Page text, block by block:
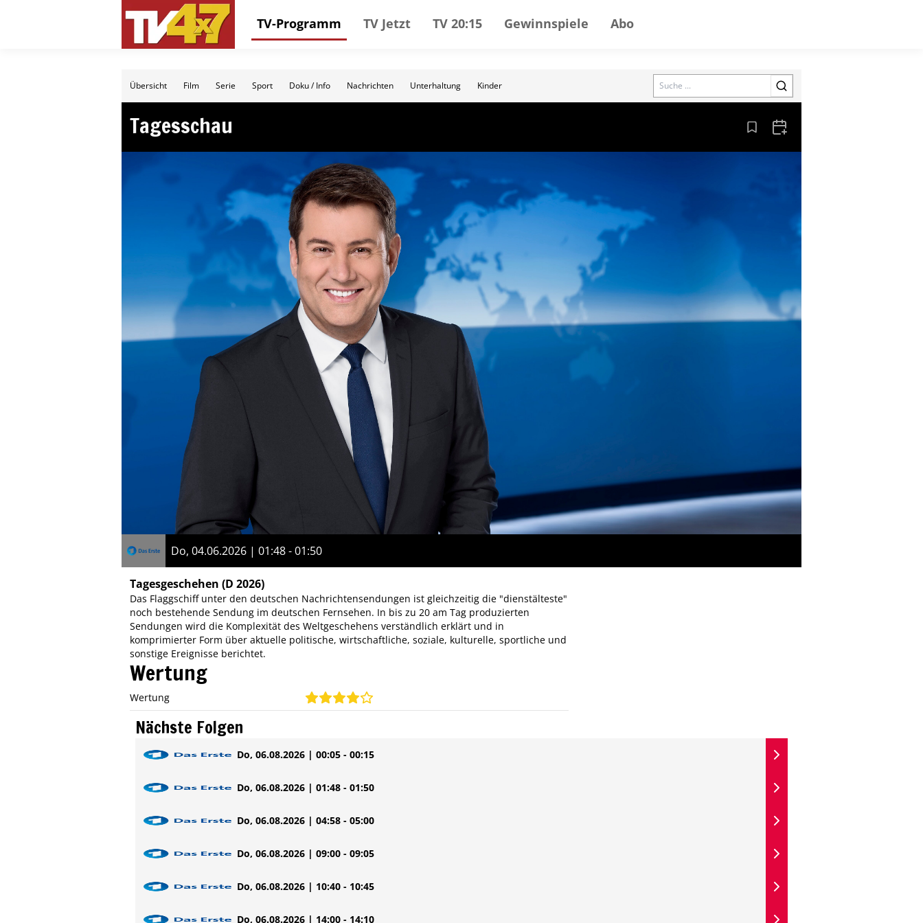
TV-Programm TV Jetzt TV 20:15 Gewinnspiele Abo
Übersicht Film Serie Sport Doku / Info Nachrichten Unterhaltung Kinder Search
Tagesschau Aus den Lesezeichen entfernen
Zum Kalender hinzufügen
Do, 04.06.2026 | 01:48 - 01:50
Tagesgeschehen (D 2026)
Das Flaggschiff unter den deutschen Nachrichtensendungen ist gleichzeitig die "dienstälteste"
noch bestehende Sendung im deutschen Fernsehen. In bis zu 20 am Tag produzierten
Sendungen wird die Komplexität des Weltgeschehens verständlich erklärt und in
komprimierter Form über aktuelle politische, wirtschaftliche, soziale, kulturelle, sportliche und
sonstige Ereignisse berichtet.
Wertung
Wertung
Nächste Folgen
Do, 06.08.2026 | 00:05 - 00:15
Do, 06.08.2026 | 01:48 - 01:50
Do, 06.08.2026 | 04:58 - 05:00
Do, 06.08.2026 | 09:00 - 09:05
Do, 06.08.2026 | 10:40 - 10:45
Do, 06.08.2026 | 14:00 - 14:10